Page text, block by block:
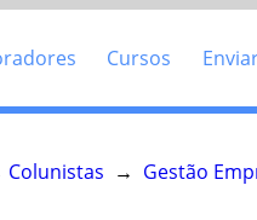
Cursos
Colunistas → Gestão